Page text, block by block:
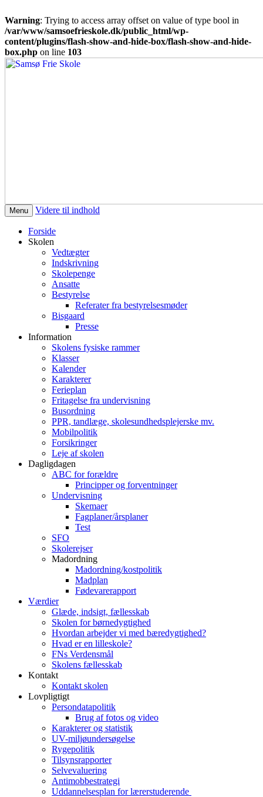
Warning: Trying to access array offset on value of type bool in
/var/www/samsoefrieskole.dk/public_html/wp-
content/plugins/flash-show-and-hide-box/flash-show-and-hide-
box.php on line 103
Menu Videre til indhold
Forside
Skolen
Vedtægter
Indskrivning
Skolepenge
Ansatte
Bestyrelse
Referater fra bestyrelsesmøder
Bisgaard
Presse
Information
Skolens fysiske rammer
Klasser
Kalender
Karakterer
Ferieplan
Fritagelse fra undervisning
Busordning
PPR, tandlæge, skolesundhedsplejerske mv.
Mobilpolitik
Forsikringer
Leje af skolen
Dagligdagen
ABC for forældre
Principper og forventninger
Undervisning
Skemaer
Fagplaner/årsplaner
Test
SFO
Skolerejser
Madordning
Madordning/kostpolitik
Madplan
Fødevarerapport
Værdier
Glæde, indsigt, fællesskab
Skolen for børnedygtighed
Hvordan arbejder vi med bæredygtighed?
Hvad er en lilleskole?
FNs Verdensmål
Skolens fællesskab
Kontakt
Kontakt skolen
Lovpligtigt
Persondatapolitik
Brug af fotos og video
Karakterer og statistik
UV-miljøundersøgelse
Rygepolitik
Tilsynsrapporter
Selvevaluering
Antimobbestrategi
Uddannelsesplan for lærerstuderende